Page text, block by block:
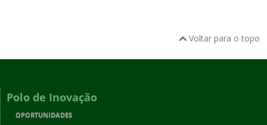
Voltar para o topo
Polo de Inovação
OPORTUNIDADES